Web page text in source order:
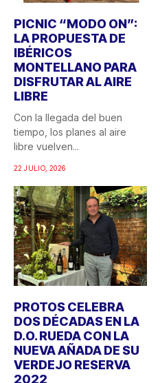
PICNIC “MODO ON”:
LA PROPUESTA DE
IBÉRICOS
MONTELLANO PARA
DISFRUTAR AL AIRE
LIBRE
Con la llegada del buen
tiempo, los planes al aire
libre vuelven...
22 JULIO, 2026
PROTOS CELEBRA
DOS DÉCADAS EN LA
D.O. RUEDA CON LA
NUEVA AÑADA DE SU
VERDEJO RESERVA
2022